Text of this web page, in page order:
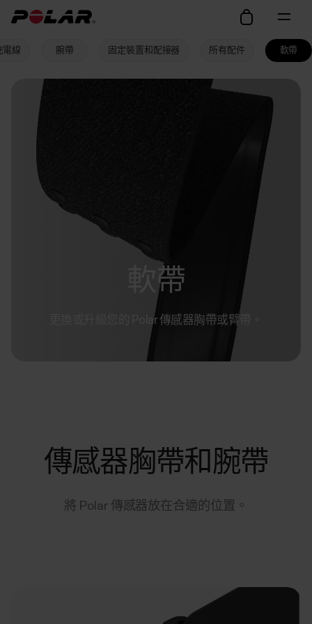
電線 腕帶 固定裝置和配接器 所有配件 軟帶
軟帶
更換或升級您的 Polar 傳感器胸帶或臂帶。
傳感器胸帶和腕帶
將 Polar 傳感器放在合適的位置。